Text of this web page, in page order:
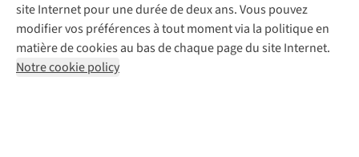
site Internet pour une durée de deux ans. Vous pouvez
modifier vos préférences à tout moment via la politique en
matière de cookies au bas de chaque page du site Internet.
Notre cookie policy
Mentions légales
Politique de confidentialité
Conditions générales
Cookie Policy
AS Adventure Luxemburg SA,